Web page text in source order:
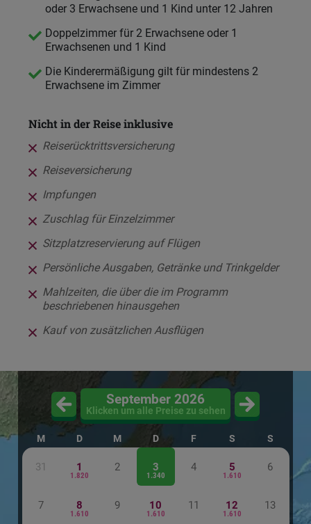
oder 3 Erwachsene und 1 Kind unter 12 Jahren
Doppelzimmer für 2 Erwachsene oder 1
Erwachsenen und 1 Kind
Die Kinderermäßigung gilt für mindestens 2
Erwachsene im Zimmer
Nicht in der Reise inklusive
Reiserücktrittsversicherung
Reiseversicherung
Impfungen
Zuschlag für Einzelzimmer
Sitzplatzreservierung auf Flügen
Persönliche Ausgaben, Getränke und Trinkgelder
Mahlzeiten, die über die im Programm
beschriebenen hinausgehen
Kauf von zusätzlichen Ausflügen
September 2026
Klicken um alle Preise zu sehen
M D M D F S S
31 1
1.820
2 3
1.340
4 5
1.610
6
7 8
1.610
9 10
1.610
11 12
1.610
13